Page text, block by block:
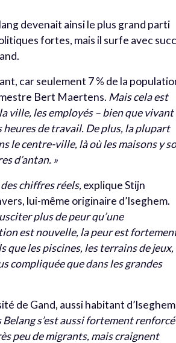
devenait ainsi le plus grand parti
fortes, mais il surfe avec
car seulement 7 % de la
Bert Maertens. Mais cela est
ville, les employés – bien que vivant
heures de travail. De plus, la plupart
le centre-ville, là où les maisons y
d’antan. »
chiffres réels,explique Stijn
lui-même originaire d’Iseghem.
plus de peur qu’une
est nouvelle, la peur est
que les piscines, les terrains de jeux,
compliquée que dans les grandes
de Gand, aussi habitant
s’est aussi fortement renforcé
peu de migrants, mais craignent